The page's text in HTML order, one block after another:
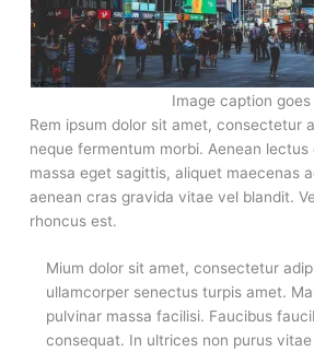
Image caption goes
Rem ipsum dolor sit amet, consectetur
neque fermentum morbi. Aenean
massa eget sagittis, aliquet maecenas
aenean cras gravida vitae vel blandit.
rhoncus est.
Mium dolor sit amet, consectetur
ullamcorper senectus turpis amet.
pulvinar massa facilisi. Faucibus
consequat. In ultrices non purus